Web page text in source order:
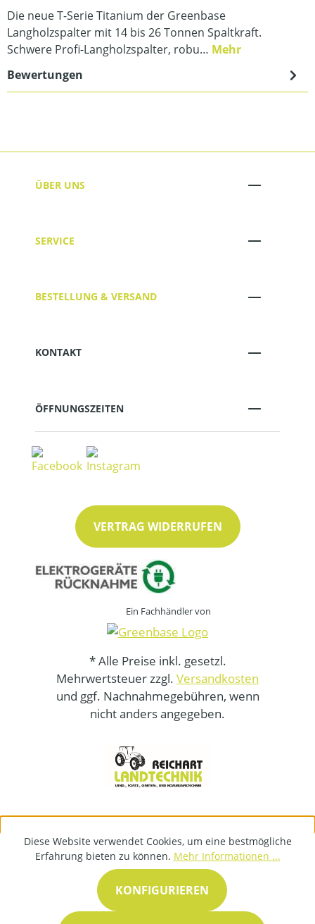
Die neue T-Serie Titanium der Greenbase
Langholzspalter mit 14 bis 26 Tonnen Spaltkraft.
Schwere Profi-Langholzspalter, robu… Mehr
Bewertungen
ÜBER UNS
SERVICE
BESTELLUNG & VERSAND
KONTAKT
ÖFFNUNGSZEITEN
VERTRAG WIDERRUFEN
Ein Fachhändler von
* Alle Preise inkl. gesetzl.
Mehrwertsteuer zzgl. Versandkosten
und ggf. Nachnahmegebühren, wenn
nicht anders angegeben.
Diese Website verwendet Cookies, um eine bestmögliche
Erfahrung bieten zu können. Mehr Informationen ...
KONFIGURIEREN